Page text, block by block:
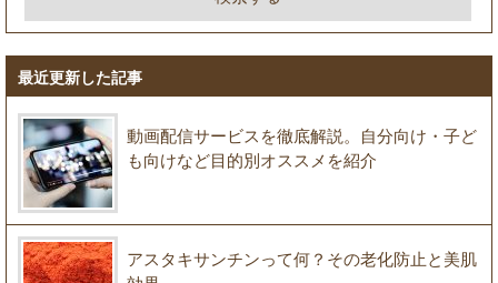
最近更新した記事
動画配信サービスを徹底解説。自分向け・子ど
も向けなど目的別オススメを紹介
アスタキサンチンって何？その老化防止と美肌